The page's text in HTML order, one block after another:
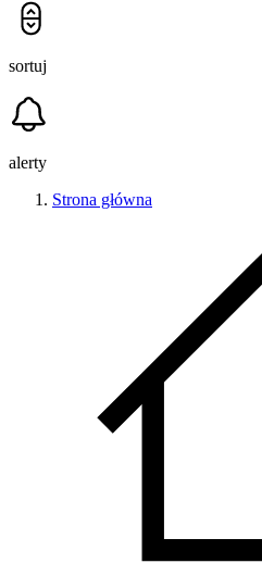
sortuj
alerty
Strona główna